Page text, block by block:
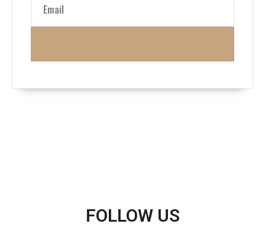
FOLLOW US